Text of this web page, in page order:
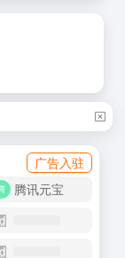
广告入驻
腾讯元宝